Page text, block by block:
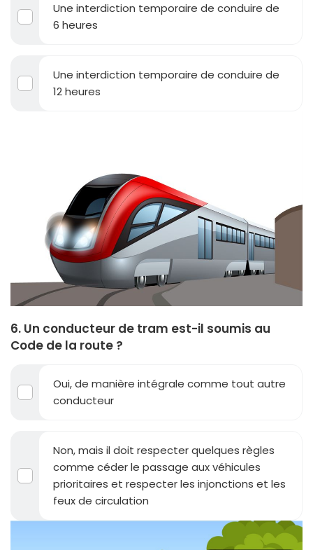
Une interdiction temporaire de conduire de
6 heures
Une interdiction temporaire de conduire de
12 heures
6. Un conducteur de tram est-il soumis au
Code de la route ?
Oui, de manière intégrale comme tout autre
conducteur
Non, mais il doit respecter quelques règles
comme céder le passage aux véhicules
prioritaires et respecter les injonctions et les
feux de circulation